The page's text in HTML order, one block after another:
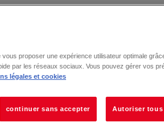
proposer une expérience utilisateur optimale
par les réseaux sociaux. Vous pouvez gérer vos
légales et cookies
continuer sans accepter Autoriser